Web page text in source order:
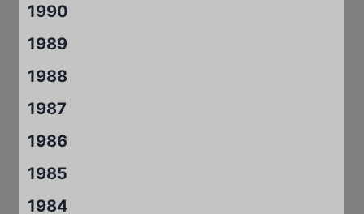
1990
1989
1988
1987
1986
1985
1984